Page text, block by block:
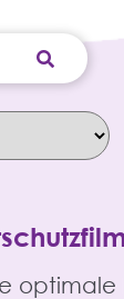
optimale